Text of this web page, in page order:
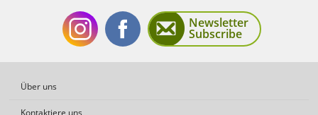
FolgeFolge
Newsletter
Subscribe
Über uns
Kontaktiere uns